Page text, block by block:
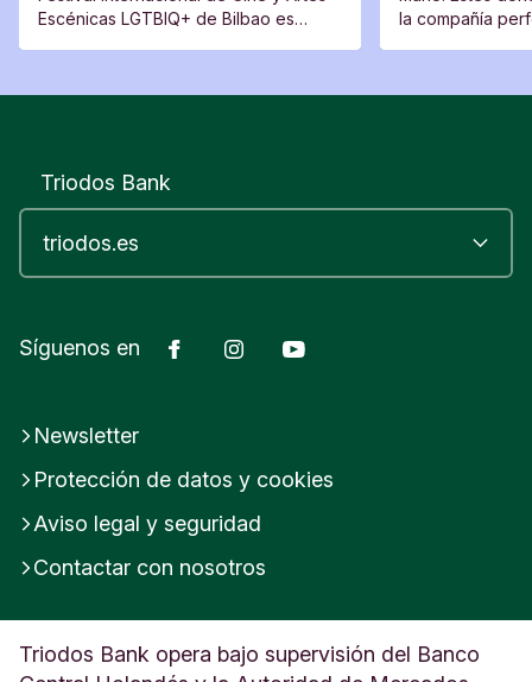
Escénicas LGTBIQ+ de Bilbao es
la compañía
Triodos Bank
Síguenos en FacebookInstagram
Newsletter
Protección de datos y cookies
Aviso legal y seguridad
Contactar con nosotros
Triodos Bank opera bajo supervisión del Banco